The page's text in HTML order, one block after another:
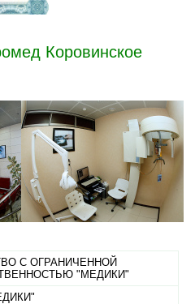
Коровинское
С ОГРАНИЧЕННОЙ
"МЕДИКИ"